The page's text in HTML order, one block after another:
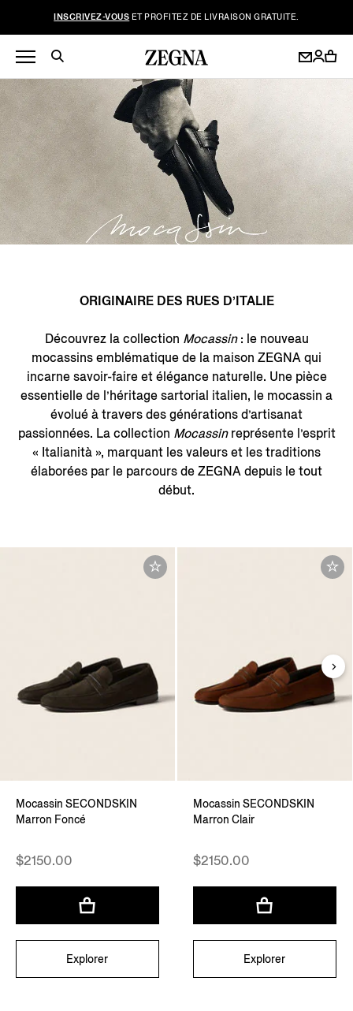
INSCRIVEZ-VOUS ET PROFITEZ DE LIVRAISON GRATUITE.
ORIGINAIRE DES RUES D’ITALIE
Découvrez la collection Mocassin: le nouveau
mocassins emblématique de la maison ZEGNA qui
incarne savoir-faire et élégance naturelle. Une pièce
essentielle de l’héritage sartorial italien, le mocassin a
évolué à travers des générations d’artisanat
passionnées. La collection Mocassinreprésente l’esprit
« Italianità », marquant les valeurs et les traditions
élaborées par le parcours de ZEGNA depuis le tout
début.
Mocassin SECONDSKIN
Marron Foncé
$2150.00
Explorer
Mocassin SECONDSKIN
Marron Clair
$2150.00
Explorer